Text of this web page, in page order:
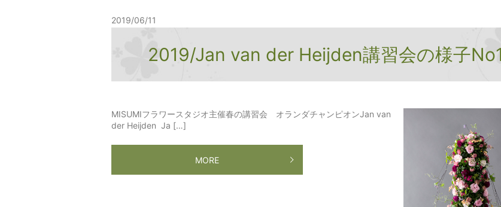
2019/06/11
2019/Jan van der Heijden講習会の様子No1
MISUMIフラワースタジオ主催春の講習会 オランダチャンピオンJan van
der Heijden Ja […]
MORE